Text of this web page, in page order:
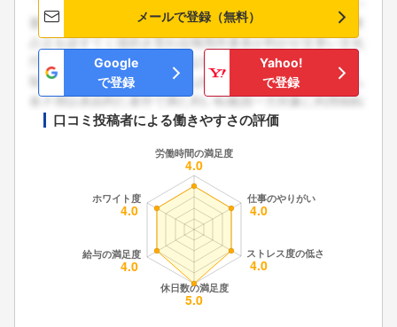
メールで登録（無料）
Google
で登録
Yahoo!
で登録
口コミ投稿者による働きやすさの評価